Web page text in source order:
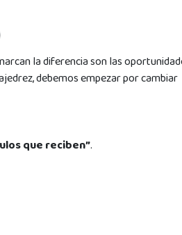
la diferencia son las
debemos empezar por cambiar
que reciben”.